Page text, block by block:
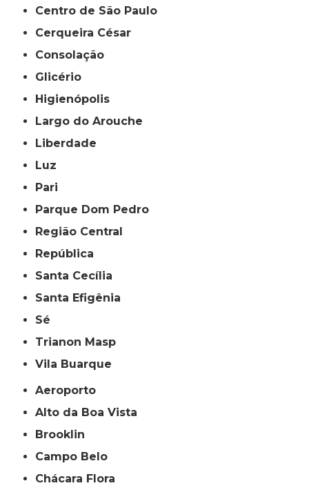
Centro de São Paulo
Cerqueira César
Consolação
Glicério
Higienópolis
Largo do Arouche
Liberdade
Luz
Pari
Parque Dom Pedro
Região Central
República
Santa Cecília
Santa Efigênia
Sé
Trianon Masp
Vila Buarque
Aeroporto
Alto da Boa Vista
Brooklin
Campo Belo
Chácara Flora